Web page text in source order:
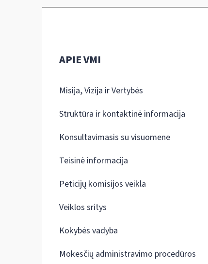
APIE VMI
Misija, Vizija ir Vertybės
Struktūra ir kontaktinė informacija
Konsultavimasis su visuomene
Teisinė informacija
Peticijų komisijos veikla
Veiklos sritys
Kokybės vadyba
Mokesčių administravimo procedūros